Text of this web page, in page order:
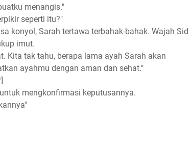
menangis."
seperti itu?"
konyol, Sarah tertawa terbahak-bahak. Wajah Sid
imut.
Kita tak tahu, berapa lama ayah Sarah akan
ayahmu dengan aman dan sehat."
mengkonfirmasi keputusannya.